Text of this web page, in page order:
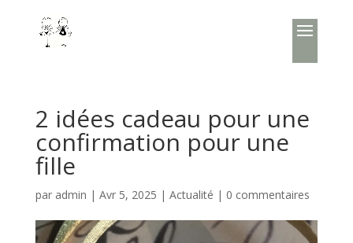
2 idées cadeau pour une
confirmation pour une
fille
par admin | Avr 5, 2025 | Actualité | 0 commentaires